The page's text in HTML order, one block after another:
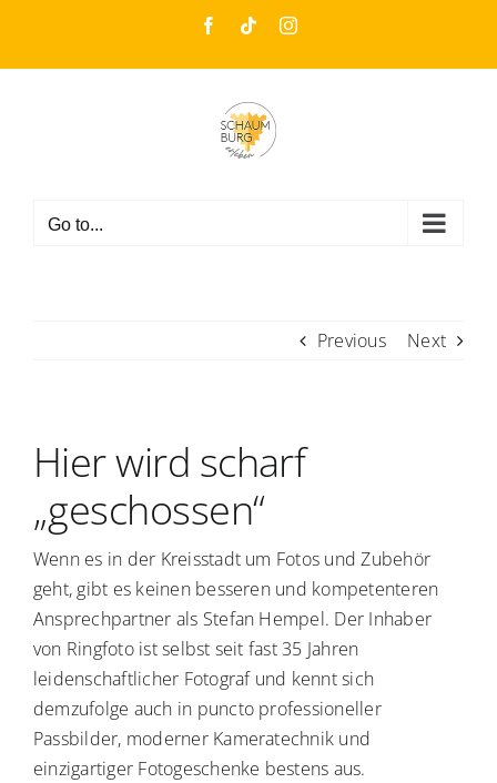
content
Facebook
TiktokInstagram
Go to...
Previous Next
Hier wird scharf
„geschossen“
Wenn es in der Kreisstadt um Fotos und Zubehör
geht, gibt es keinen besseren und kompetenteren
Ansprechpartner als Stefan Hempel. Der Inhaber
von Ringfoto ist selbst seit fast 35 Jahren
leidenschaftlicher Fotograf und kennt sich
demzufolge auch in puncto professioneller
Passbilder, moderner Kameratechnik und
einzigartiger Fotogeschenke bestens aus.